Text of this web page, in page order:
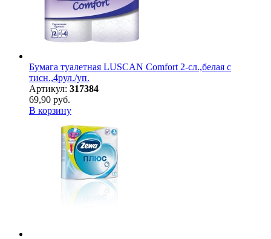
Бумага туалетная LUSCAN Comfort 2-сл.,белая с
тисн.,4рул./уп.
Артикул: 317384
69,90 руб.
В корзину